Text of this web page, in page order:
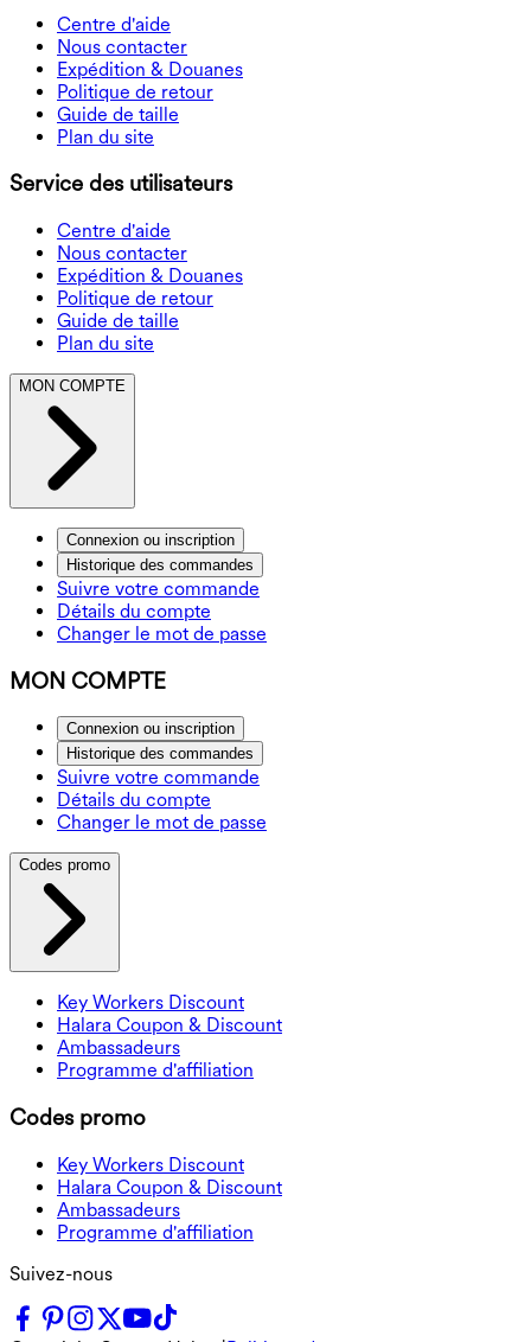
Centre d'aide
Nous contacter
Expédition & Douanes
Politique de retour
Guide de taille
Plan du site
Service des utilisateurs
Centre d'aide
Nous contacter
Expédition & Douanes
Politique de retour
Guide de taille
Plan du site
MON COMPTE
Connexion ou inscription
Historique des commandes
Suivre votre commande
Détails du compte
Changer le mot de passe
MON COMPTE
Connexion ou inscription
Historique des commandes
Suivre votre commande
Détails du compte
Changer le mot de passe
Codes promo
Key Workers Discount
Halara Coupon & Discount
Ambassadeurs
Programme d'affiliation
Codes promo
Key Workers Discount
Halara Coupon & Discount
Ambassadeurs
Programme d'affiliation
Suivez-nous